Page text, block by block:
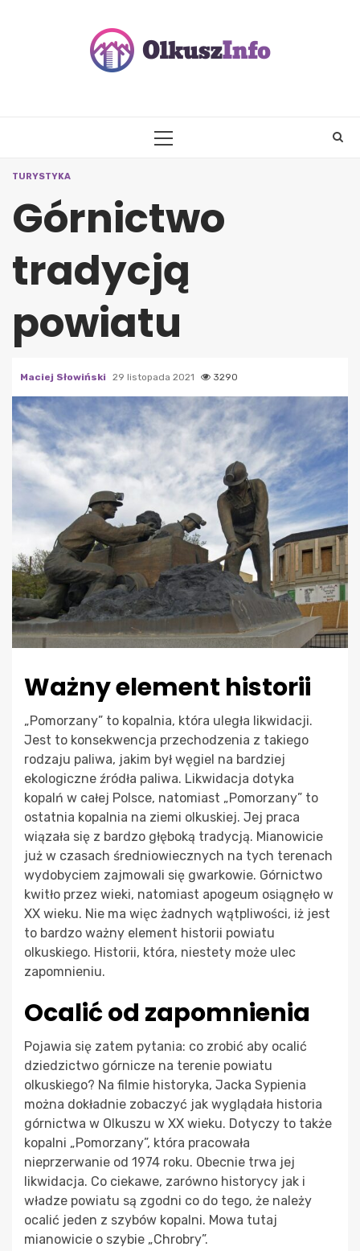
PRIMARY
TURYSTYKA
Górnictwo
tradycją
powiatu
Maciej Słowiński 29 listopada 2021 3290
Ważny element historii
„Pomorzany” to kopalnia, która uległa likwidacji.
Jest to konsekwencja przechodzenia z takiego
rodzaju paliwa, jakim był węgiel na bardziej
ekologiczne źródła paliwa. Likwidacja dotyka
kopalń w całej Polsce, natomiast „Pomorzany” to
ostatnia kopalnia na ziemi olkuskiej. Jej praca
wiązała się z bardzo głęboką tradycją. Mianowicie
już w czasach średniowiecznych na tych terenach
wydobyciem zajmowali się gwarkowie. Górnictwo
kwitło przez wieki, natomiast apogeum osiągnęło w
XX wieku. Nie ma więc żadnych wątpliwości, iż jest
to bardzo ważny element historii powiatu
olkuskiego. Historii, która, niestety może ulec
zapomnieniu.
Ocalić od zapomnienia
Pojawia się zatem pytania: co zrobić aby ocalić
dziedzictwo górnicze na terenie powiatu
olkuskiego? Na filmie historyka, Jacka Sypienia
można dokładnie zobaczyć jak wyglądała historia
górnictwa w Olkuszu w XX wieku. Dotyczy to także
kopalni „Pomorzany”, która pracowała
nieprzerwanie od 1974 roku. Obecnie trwa jej
likwidacja. Co ciekawe, zarówno historycy jak i
władze powiatu są zgodni co do tego, że należy
ocalić jeden z szybów kopalni. Mowa tutaj
mianowicie o szybie „Chrobry”.